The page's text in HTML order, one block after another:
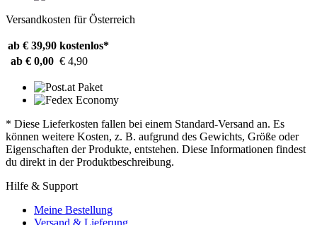
Versandkosten für Österreich
ab € 39,90 kostenlos*
ab € 0,00 € 4,90
* Diese Lieferkosten fallen bei einem Standard-Versand an. Es
können weitere Kosten, z. B. aufgrund des Gewichts, Größe oder
Eigenschaften der Produkte, entstehen. Diese Informationen findest
du direkt in der Produktbeschreibung.
Hilfe & Support
Meine Bestellung